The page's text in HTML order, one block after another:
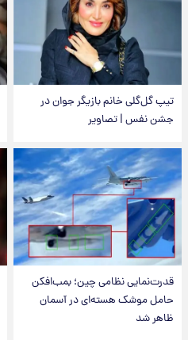
تیپ گل‌گلی خانم بازیگر جوان در
جشن نفس | تصاویر
قدرت‌نمایی نظامی چین؛ بمب‌افکن
حامل موشک هسته‌ای در آسمان
ظاهر شد